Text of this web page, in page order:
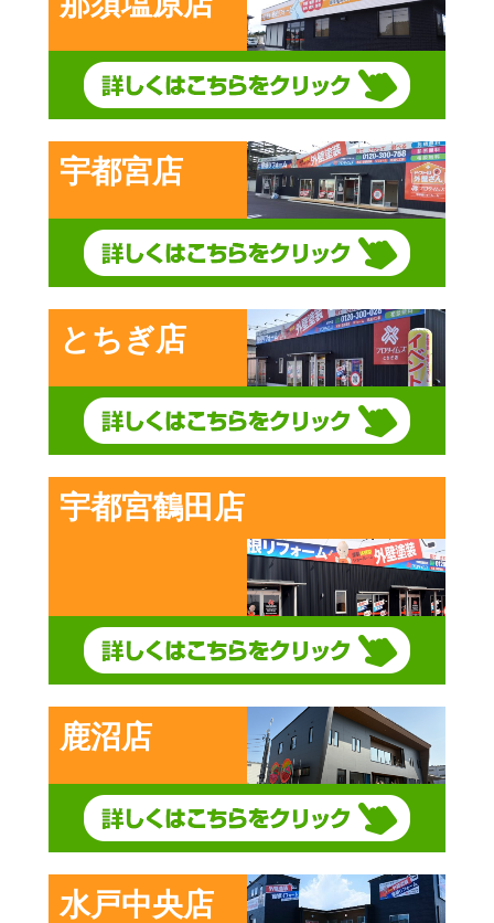
宇都宮店
とちぎ店
宇都宮鶴田店
鹿沼店
水戸中央店